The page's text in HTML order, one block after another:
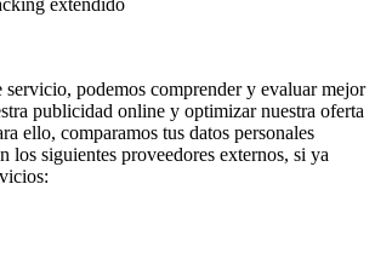
servicio, podemos comprender y evaluar mejor
publicidad online y optimizar nuestra oferta
ello, comparamos tus datos personales
los siguientes proveedores externos, si ya